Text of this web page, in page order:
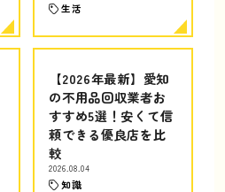
生活
【2026年最新】愛知
の不用品回収業者お
すすめ5選！安くて信
頼できる優良店を比
較
2026.08.04
知識